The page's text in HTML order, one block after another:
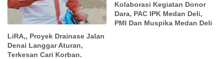
LiRA,, Proyek Drainase Jalan
Denai Langgar Aturan,
Terkesan Cari Korban.
Kolaborasi Kegiatan Donor
Dara, PAC IPK Medan Deli,
PMI Dan Muspika Medan Deli